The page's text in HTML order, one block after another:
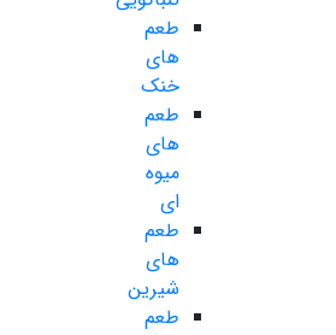
طعم
های
خنک
طعم
های
میوه
ای
طعم
های
شیرین
طعم